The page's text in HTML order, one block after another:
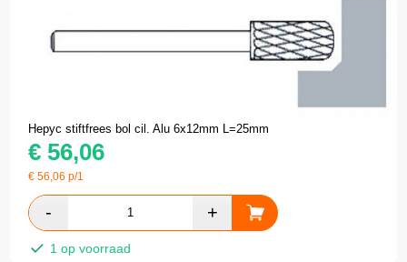
Hepyc stiftfrees bol cil. Alu 6x12mm L=25mm
€ 56,06
€56,06 p/1
1 op voorraad